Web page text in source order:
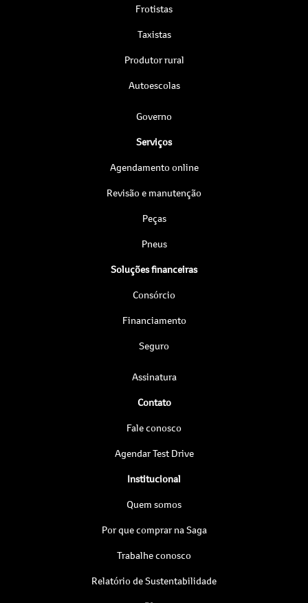
Frotistas
Taxistas
Produtor rural
Autoescolas
Governo
Serviços
Agendamento online
Revisão e manutenção
Peças
Pneus
Soluções financeiras
Consórcio
Financiamento
Seguro
Assinatura
Contato
Fale conosco
Agendar Test Drive
Institucional
Quem somos
Por que comprar na Saga
Trabalhe conosco
Relatório de Sustentabilidade